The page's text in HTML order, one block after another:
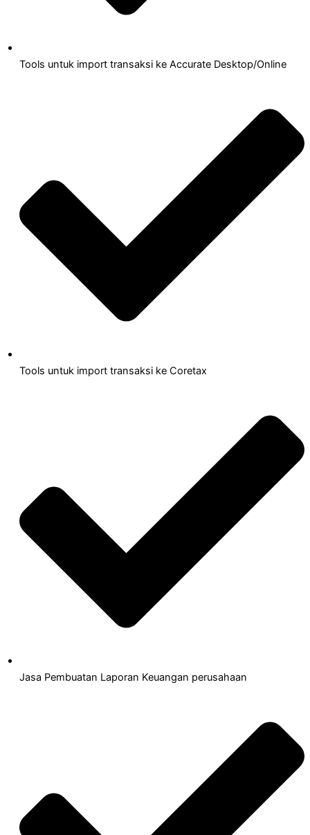
Tools untuk import transaksi ke Accurate Desktop/Online
Tools untuk import transaksi ke Coretax
Jasa Pembuatan Laporan Keuangan perusahaan